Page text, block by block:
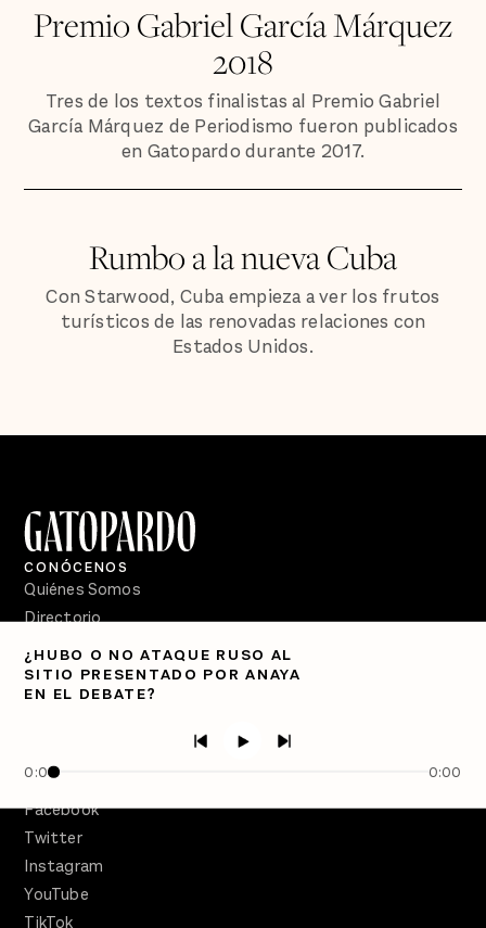
Premio Gabriel García Márquez
2018
Tres de los textos finalistas al Premio Gabriel
García Márquez de Periodismo fueron publicados
en Gatopardo durante 2017.
Rumbo a la nueva Cuba
Con Starwood, Cuba empieza a ver los frutos
turísticos de las renovadas relaciones con
Estados Unidos.
¿HUBO O NO ATAQUE RUSO AL
SITIO PRESENTADO POR ANAYA
EN EL DEBATE?
0:00 0:00
CONÓCENOS
Quiénes Somos
Directorio
PÓDCASTS
Semanario Gatopardo
Facebook
Twitter
Instagram
YouTube
TikTok